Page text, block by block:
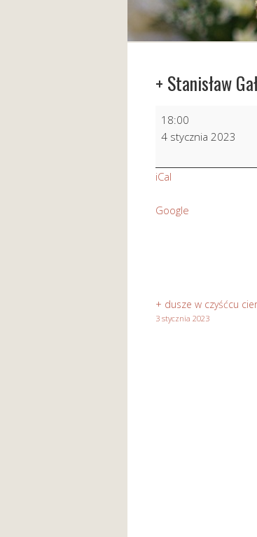
+ Stanisław
Stanisław
18:00
4 stycznia 2023
iCal
Google
+ dusze w czyśćcu
3 stycznia 2023